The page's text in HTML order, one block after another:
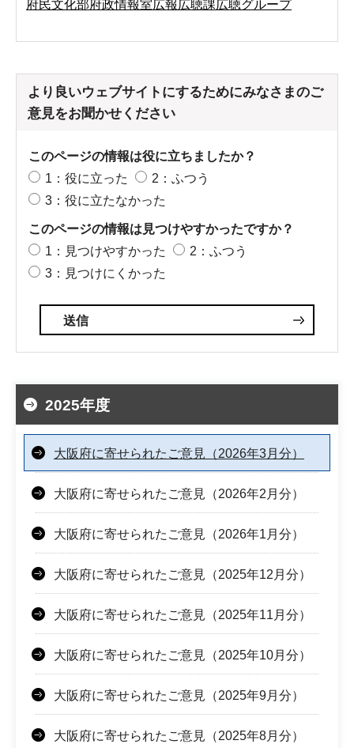
府民文化部府政情報室広報広聴課広聴グループ
より良いウェブサイトにするためにみなさまのご
意見をお聞かせください
このページの情報は役に立ちましたか？
1：役に立った
2：ふつう
3：役に立たなかった
このページの情報は見つけやすかったですか？
1：見つけやすかった
2：ふつう
3：見つけにくかった
2025年度
大阪府に寄せられたご意見（2026年3月分）
大阪府に寄せられたご意見（2026年2月分）
大阪府に寄せられたご意見（2026年1月分）
大阪府に寄せられたご意見（2025年12月分）
大阪府に寄せられたご意見（2025年11月分）
大阪府に寄せられたご意見（2025年10月分）
大阪府に寄せられたご意見（2025年9月分）
大阪府に寄せられたご意見（2025年8月分）